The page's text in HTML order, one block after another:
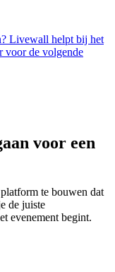
Livewall helpt bij het
voor de volgende
voor een
te bouwen dat
de juiste
evenement begint.